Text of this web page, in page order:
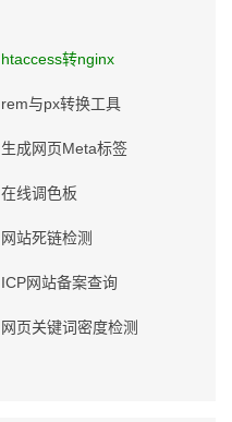
htaccess转nginx
rem与px转换工具
生成网页Meta标签
在线调色板
网站死链检测
ICP网站备案查询
网页关键词密度检测